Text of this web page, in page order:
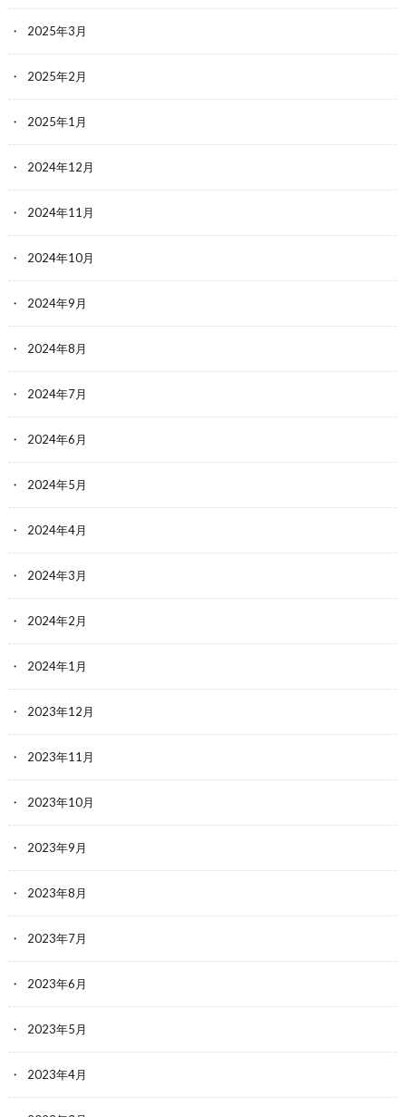
2025年3月
2025年2月
2025年1月
2024年12月
2024年11月
2024年10月
2024年9月
2024年8月
2024年7月
2024年6月
2024年5月
2024年4月
2024年3月
2024年2月
2024年1月
2023年12月
2023年11月
2023年10月
2023年9月
2023年8月
2023年7月
2023年6月
2023年5月
2023年4月